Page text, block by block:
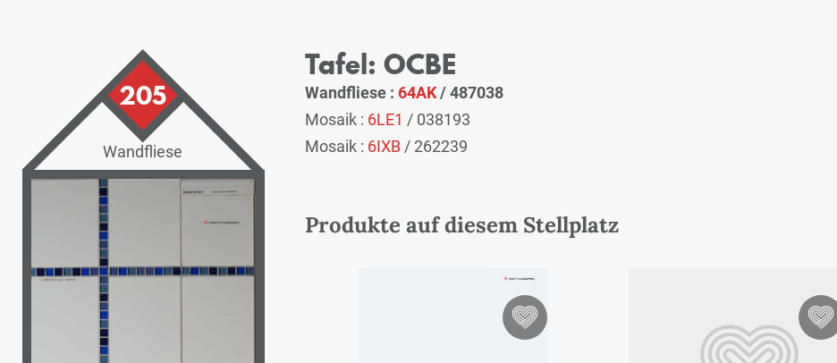
205
Wandfliese
Tafel: OCBE
Wandfliese : 64AK/ 487038
Mosaik : 6LE1 / 038193
Mosaik : 6IXB / 262239
Produkte auf diesem Stellplatz